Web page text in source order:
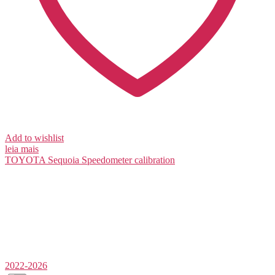
Add to wishlist
leia mais
TOYOTA Sequoia Speedometer calibration
2022-2026